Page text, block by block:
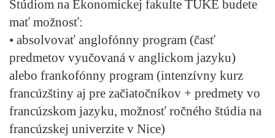
Štúdiom na Ekonomickej fakulte TUKE budete
mať možnosť:
• absolvovať anglofónny program (časť
predmetov vyučovaná v anglickom jazyku)
alebo frankofónny program (intenzívny kurz
francúzštiny aj pre začiatočníkov + predmety vo
francúzskom jazyku, možnosť ročného štúdia na
francúzskej univerzite v Nice)